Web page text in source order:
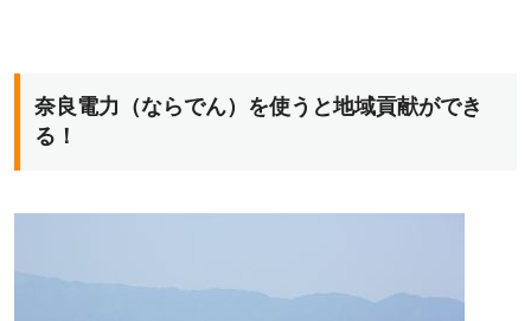
奈良電力（ならでん）を使うと地域貢献ができ
る！